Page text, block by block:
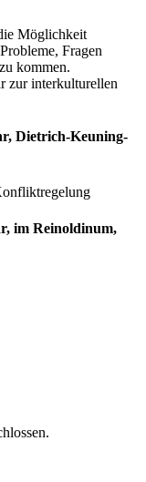
Möglichkeit
Fragen
kommen.
zur interkulturellen
Dietrich-Keuning-
im Reinoldinum,